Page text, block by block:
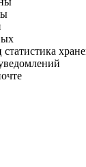
статистика